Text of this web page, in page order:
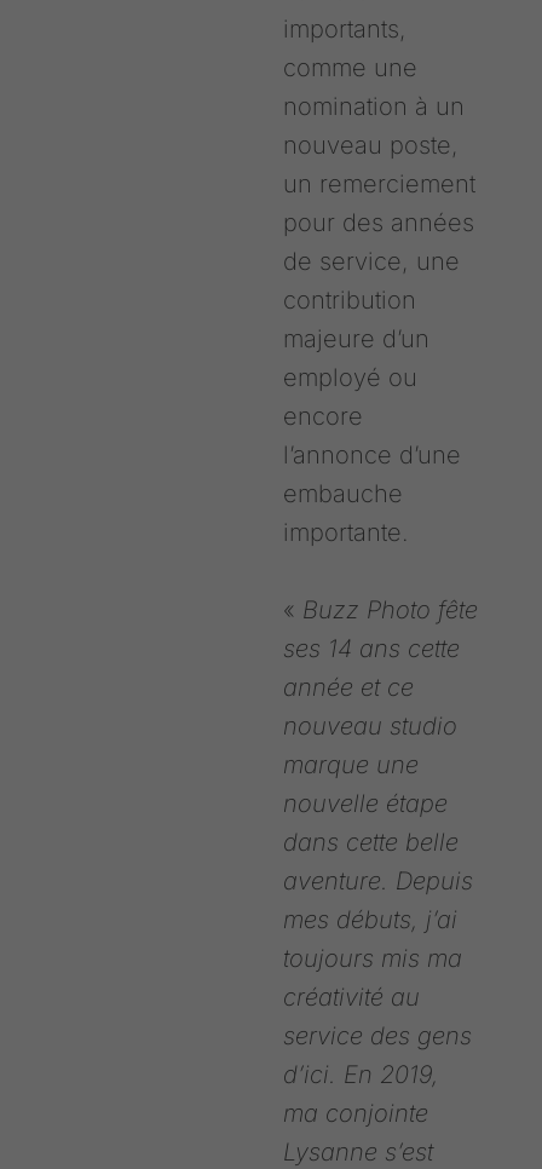
importants,
comme une
nomination à un
nouveau poste,
un remerciement
pour des années
de service, une
contribution
majeure d’un
employé ou
encore
l’annonce d’une
embauche
importante.
« Buzz Photo fête
ses 14 ans cette
année et ce
nouveau studio
marque une
nouvelle étape
dans cette belle
aventure. Depuis
mes débuts, j’ai
toujours mis ma
créativité au
service des gens
d’ici. En 2019,
ma conjointe
Lysanne s’est